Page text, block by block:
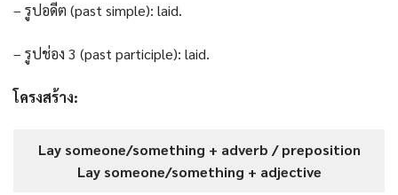
– รูปอดีต (past simple): laid.
– รูปช่อง 3 (past participle): laid.
โครงสร้าง:
Lay someone/something + adverb / preposition
Lay someone/something + adjective